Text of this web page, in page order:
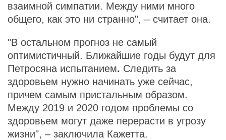
взаимной симпатии. Между ними много
общего, как это ни странно", – считает она.
"В остальном прогноз не самый
оптимистичный. Ближайшие годы будут для
Петросяна испытанием. Следить за
здоровьем нужно начинать уже сейчас,
причем самым пристальным образом.
Между 2019 и 2020 годом проблемы со
здоровьем могут даже перерасти в угрозу
жизни", – заключила Кажетта.